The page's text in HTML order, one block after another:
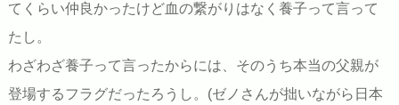
てくらい仲良かったけど血の繋がりはなく養子って言って
たし。
わざわざ養子って言ったからには、そのうち本当の父親が
登場するフラグだったろうし。(ゼノさんが拙いながら日本